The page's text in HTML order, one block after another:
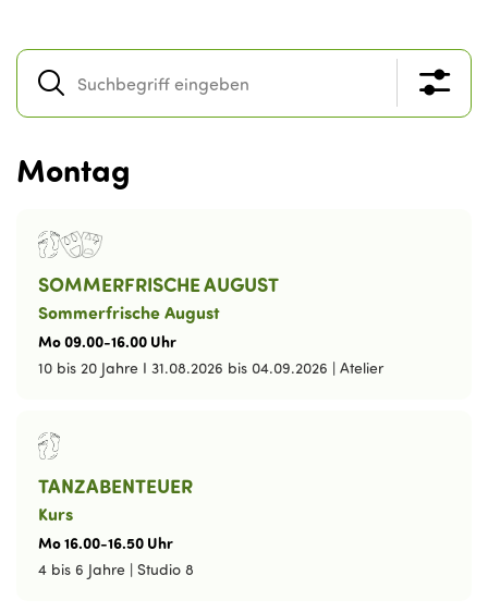
Montag
SOMMERFRISCHE AUGUST
Sommerfrische August
Mo09.00-16.00 Uhr
10 bis 20 Jahre I 31.08.2026 bis 04.09.2026 | Atelier
TANZABENTEUER
Kurs
Mo16.00-16.50 Uhr
4 bis 6 Jahre | Studio 8